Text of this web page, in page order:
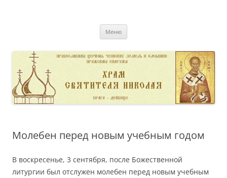
Меню
Молебен перед новым учебным годом
В воскресенье, 3 сентября, после Божественной
литургии был отслужен молебен перед новым учебным